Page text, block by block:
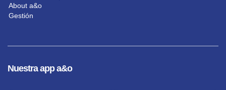
About a&o
Gestión
Nuestra app a&o